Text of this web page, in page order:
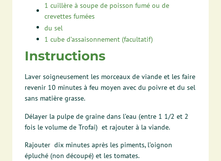
1 cuillère à soupe de poisson fumé ou de
crevettes fumées
du sel
1 cube d’assaisonnement (facultatif)
Instructions
Laver soigneusement les morceaux de viande et les faire
revenir 10 minutes à feu moyen avec du poivre et du sel
sans matière grasse.
Délayer la pulpe de graine dans l’eau (entre 1 1/2 et 2
fois le volume de Trofai) et rajouter à la viande.
Rajouter dix minutes après les piments, l’oignon
épluché (non découpé) et les tomates.